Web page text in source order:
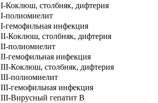
I-Коклюш, столбняк, дифтерия
I-полиомиелит
I-гемофильная инфекция
II-Коклюш, столбняк, дифтерия
II-полиомиелит
II-гемофильная инфекция
III-Коклюш, столбняк, дифтерия
III-полиомиелит
III-гемофильная инфекция
III-Вирусный гепатит В